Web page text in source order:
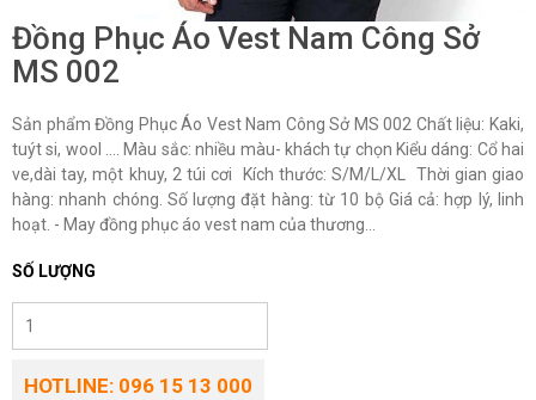
Đồng Phục Áo Vest Nam Công Sở
MS 002
Sản phẩm Đồng Phục Áo Vest Nam Công Sở MS 002 Chất liệu: Kaki,
tuýt si, wool …. Màu sắc: nhiều màu- khách tự chọn Kiểu dáng: Cổ hai
ve,dài tay, một khuy, 2 túi cơi Kích thước: S/M/L/XL Thời gian giao
hàng: nhanh chóng. Số lượng đặt hàng: từ 10 bộ Giá cả: hợp lý, linh
hoạt. - May đồng phục áo vest nam của thương...
SỐ LƯỢNG
HOTLINE: 096 15 13 000